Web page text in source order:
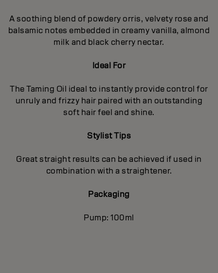
A soothing blend of powdery orris, velvety rose and
balsamic notes embedded in creamy vanilla, almond
milk and black cherry nectar.
Ideal For
The Taming Oil ideal to instantly provide control for
unruly and frizzy hair paired with an outstanding
soft hair feel and shine.
Stylist Tips
Great straight results can be achieved if used in
combination with a straightener.
Packaging
Pump: 100ml